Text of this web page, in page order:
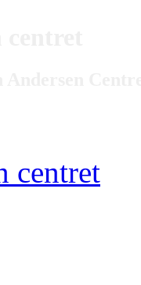
centret